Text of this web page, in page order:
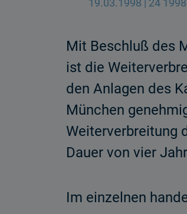
19.03.1998 | 24 1998
Mit Beschluß des
ist die
den Anlagen des
München
Weiterverbreitung
Dauer von vier
Im einzelnen